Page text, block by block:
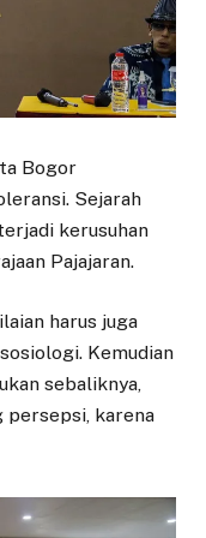
Bogor
Sejarah
kerusuhan
Pajajaran.
harus juga
Kemudian
sebaliknya,
persepsi, karena